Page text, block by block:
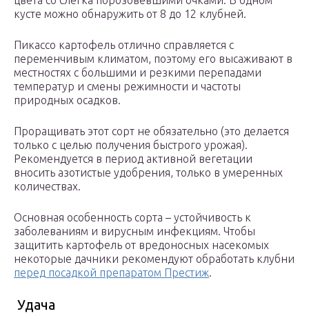
кусте можно обнаружить от 8 до 12 клубней.
Пикассо картофель отлично справляется с
переменчивым климатом, поэтому его высаживают в
местностях с большими и резкими перепадами
температур и смены режимности и частоты
природных осадков.
Проращивать этот сорт не обязательно (это делается
только с целью получения быстрого урожая).
Рекомендуется в период активной вегетации
вносить азотистые удобрения, только в умеренных
количествах.
Основная особенность сорта – устойчивость к
заболеваниям и вирусным инфекциям. Чтобы
защитить картофель от вредоносных насекомых
некоторые дачники рекомендуют обработать клубни
перед посадкой препаратом Престиж.
Удача